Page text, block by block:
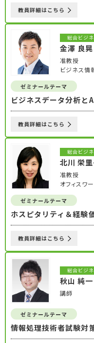
教員詳細はこちら
総合ビジ
金澤 良晃
准教授
ビジネス情
ゼミナールテーマ
ビジネスデータ分析と
教員詳細はこちら
総合ビジ
北川 栄
准教授
オフィスワ
ゼミナールテーマ
ホスピタリティ＆経験
教員詳細はこちら
総合ビジ
秋山 純一
講師
ゼミナールテーマ
情報処理技術者試験対